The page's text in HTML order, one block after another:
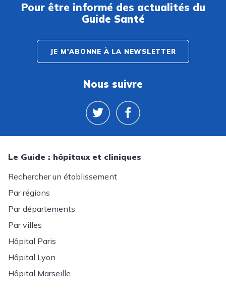
Pour être informé des actualités du
Guide Santé
JE M'ABONNE À LA NEWSLETTER
Nous suivre
Le Guide : hôpitaux et cliniques
Rechercher un établissement
Par régions
Par départements
Par villes
Hôpital Paris
Hôpital Lyon
Hôpital Marseille